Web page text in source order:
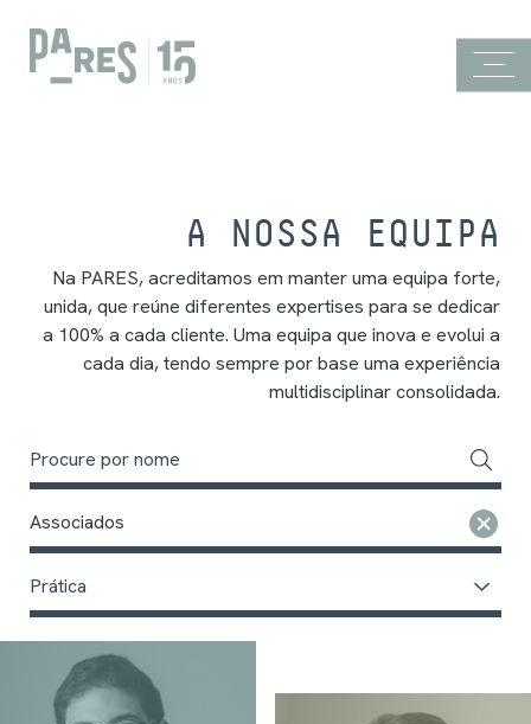
A NOSSA EQUIPA
Na PARES, acreditamos em manter uma equipa forte,
unida, que reúne diferentes expertises para se dedicar
a 100% a cada cliente. Uma equipa que inova e evolui a
cada dia, tendo sempre por base uma experiência
multidisciplinar consolidada.
Associados
Prática